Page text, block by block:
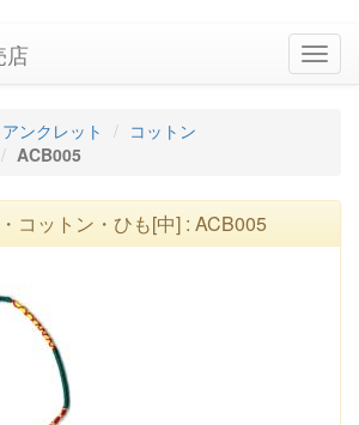
店
アンクレット
コットン
ACB005
コットン・ひも[中] : ACB005